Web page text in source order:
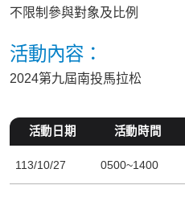
不限制參與對象及比例
活動內容：
2024第九屆南投馬拉松
活動日期 活動時間
113/10/27 0500~1400